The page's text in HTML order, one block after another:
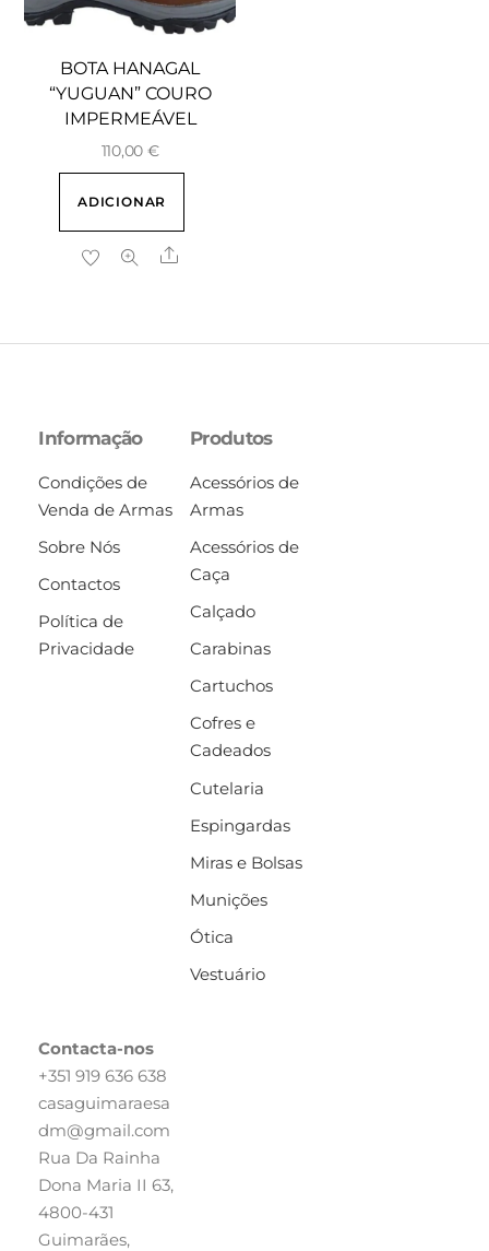
BOTA HANAGAL
“YUGUAN” COURO
IMPERMEÁVEL
110,00 €
ADICIONAR
Share
Informação
Condições de
Venda de Armas
Sobre Nós
Contactos
Política de
Privacidade
Produtos
Acessórios de
Armas
Acessórios de
Caça
Calçado
Carabinas
Cartuchos
Cofres e
Cadeados
Cutelaria
Espingardas
Miras e Bolsas
Munições
Ótica
Vestuário
Contacta-nos
+351 919 636 638
casaguimaraesa
dm@gmail.com
Rua Da Rainha
Dona Maria II 63,
4800-431
Guimarães,